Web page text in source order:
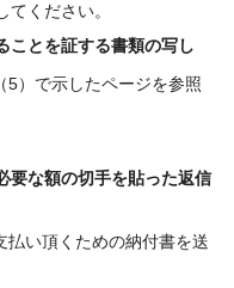
ください。
ことを証する書類の写し
5）で示したページを参照
要な額の切手を貼った返信
払い頂くための納付書を送